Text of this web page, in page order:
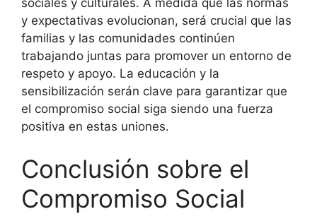
sociales y culturales. A medida que las normas
y expectativas evolucionan, será crucial que las
familias y las comunidades continúen
trabajando juntas para promover un entorno de
respeto y apoyo. La educación y la
sensibilización serán clave para garantizar que
el compromiso social siga siendo una fuerza
positiva en estas uniones.
Conclusión sobre el
Compromiso Social